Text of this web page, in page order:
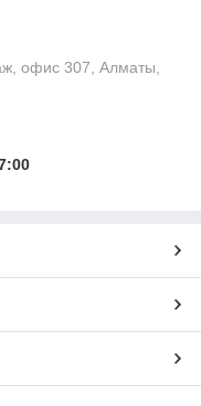
офис 307, Алматы,